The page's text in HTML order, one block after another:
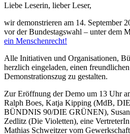
Liebe Leserin, lieber Leser,
wir demonstrieren am 14. September
vor der Bundes­tagswahl – unter dem
ein Menschenrecht!
Alle Initiativen und Organisationen,
herzlich ein­geladen, einen
Demonstrationszug zu gestalten.
Zur Eröffnung der Demo um 13 Uhr
Ralph Boes, Katja Kipping (MdB,
BÜNDNIS 90/DIE GRÜNEN),
Zedlitz (Die Violetten), eine
Mathias Schweitzer vom